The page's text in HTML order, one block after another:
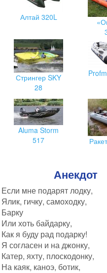
Алтай 320L
Стрингер SKY
28
Aluma Storm
517
Анекдот
Если мне подарят лодку,
Ялик, гичку, самоходку,
Барку
Или хоть байдарку,
Как я буду рад подарку!
Я согласен и на джонку,
Катер, яхту, плоскодонку,
На каяк, каноэ, ботик,